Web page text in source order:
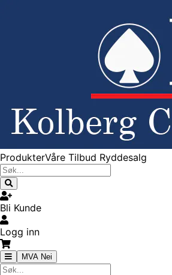
ProdukterVåre Tilbud Ryddesalg
Bli Kunde
Logg inn
MVA Nei